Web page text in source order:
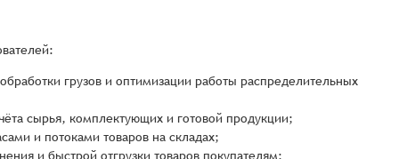
грузов и оптимизации работы распределительных
сырья, комплектующих и готовой продукции;
и потоками товаров на складах;
и быстрой отгрузки товаров покупателям;